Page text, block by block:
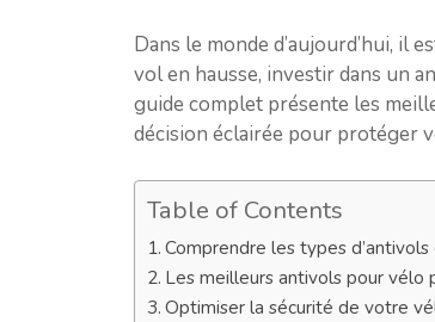
Dans le monde d’aujourd’hui, il
vol en hausse, investir dans un
guide complet présente les
décision éclairée pour protéger
Table of Contents
Comprendre les types
Les meilleurs antivols pour vélo
Optimiser la sécurité de votre